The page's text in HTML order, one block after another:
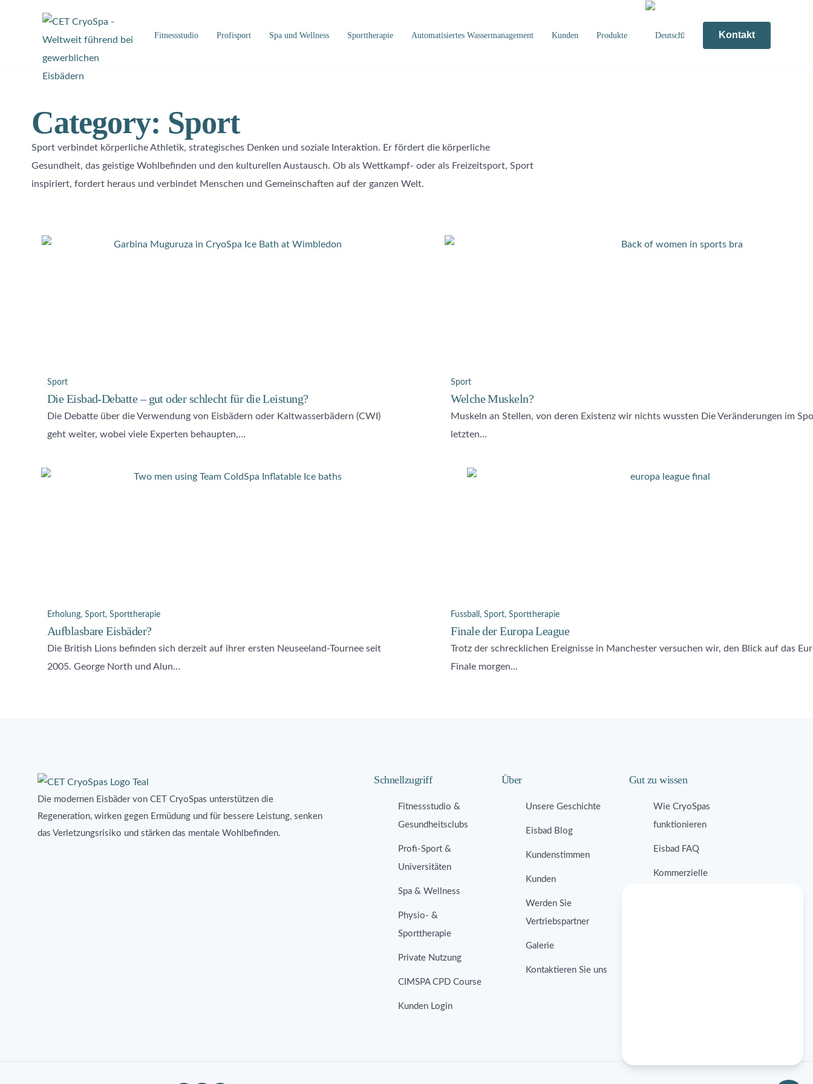
Fitnessstudio Profisport Spa und Wellness Sporttherapie Automatisiertes Wassermanagement Kunden Produkte Kontakt
Category: Sport
Sport verbindet körperliche Athletik, strategisches Denken und soziale Interaktion. Er fördert die körperliche
Gesundheit, das geistige Wohlbefinden und den kulturellen Austausch. Ob als Wettkampf- oder als Freizeitsport, Sport
inspiriert, fordert heraus und verbindet Menschen und Gemeinschaften auf der ganzen Welt.
Sport
Die Eisbad-Debatte – gut oder schlecht für die Leistung?
Die Debatte über die Verwendung von Eisbädern oder Kaltwasserbädern (CWI)
geht weiter, wobei viele Experten behaupten,…
Sport
Welche Muskeln?
Muskeln an Stellen, von deren Existenz wir nichts wussten Die Veränderungen im
letzten…
Erholung, Sport, Sporttherapie
Aufblasbare Eisbäder?
Die British Lions befinden sich derzeit auf ihrer ersten Neuseeland-Tournee seit
2005. George North und Alun…
Fussball ,Sport,Sporttherapie
Finale der Europa League
Trotz der schrecklichen Ereignisse in Manchester versuchen wir, den Blick auf das
Finale morgen…
Die modernen Eisbäder von CET CryoSpas unterstützen die
Regeneration, wirken gegen Ermüdung und für bessere Leistung, senken
das Verletzungsrisiko und stärken das mentale Wohlbefinden.
Schnellzugriff
Fitnessstudio &
Gesundheitsclubs
Profi-Sport &
Universitäten
Spa & Wellness
Physio- &
Sporttherapie
Private Nutzung
CIMSPA CPD Course
Kunden Login
Über
Unsere Geschichte
Eisbad Blog
Kundenstimmen
Kunden
Werden Sie
Vertriebspartner
Galerie
Kontaktieren Sie uns
Gut zu wissen
Wie CryoSpas
funktionieren
Eisbad FAQ
Kommerzielle